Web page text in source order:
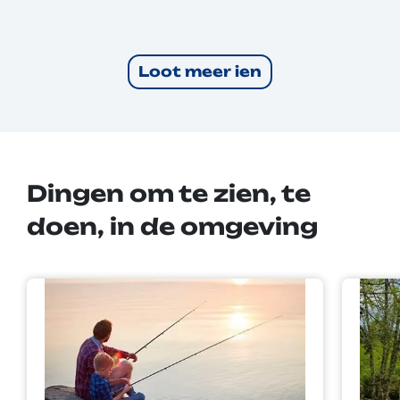
Loot meer ien
Dingen om te zien, te
doen, in de omgeving